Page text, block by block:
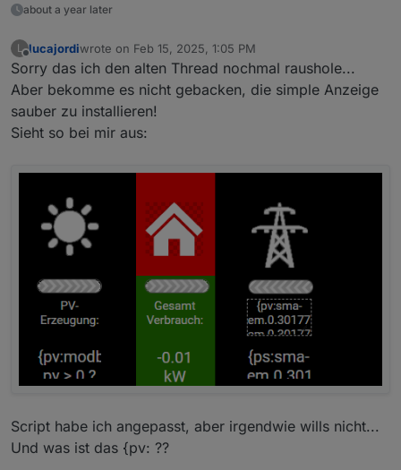
about a year later
L
Offline
lucajordiwrote on Feb 15, 2025, 1:05 PM
last edited by
Sorry das ich den alten Thread nochmal raushole...
Aber bekomme es nicht gebacken, die simple Anzeige
sauber zu installieren!
Sieht so bei mir aus:
Script habe ich angepasst, aber irgendwie wills nicht...
Und was ist das {pv: ??